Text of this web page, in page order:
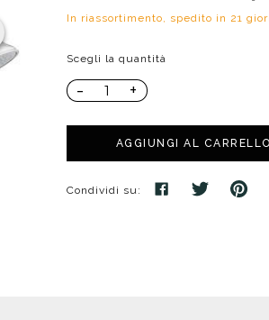
Cassette di scarico
Distributori
Porta fazzoletti
In riassortimento, spedito in 21
Scegli la quantità
- +
AGGIUNGI AL CARRELLO
Condividi su: